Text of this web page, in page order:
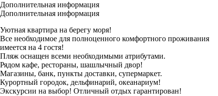
Дополнительная информация
Дополнительная информация
Уютная квартира на берегу моря!
Все необходимое для полноценного комфортного проживания
имеется на 4 гостя!
Пляж оснащен всеми необходимыми атрибутами.
Рядом кафе, рестораны, шашлычный двор!
Магазины, банк, пункты доставки, супермаркет.
Курортный городок, дельфинарий, океанариум!
Экскурсии на выбор! Отличный отдых гарантирован!